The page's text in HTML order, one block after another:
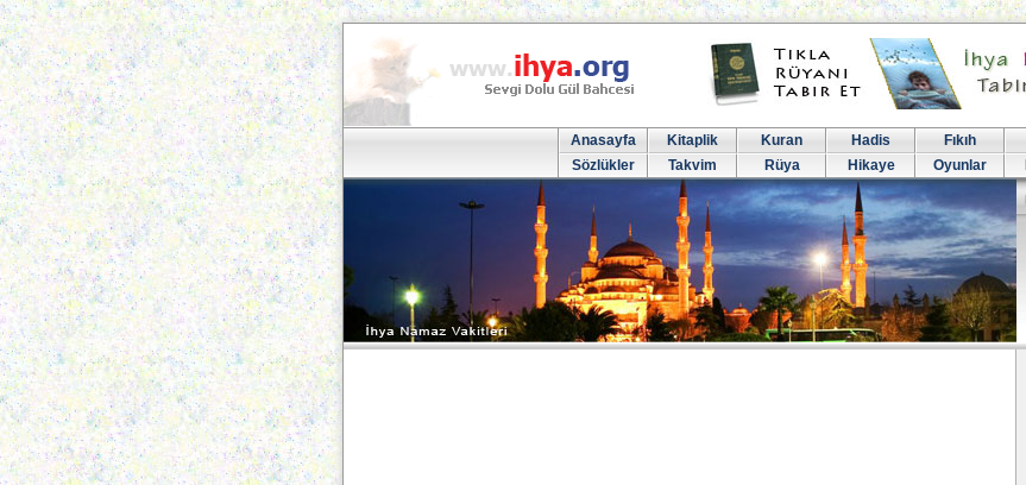
Anasayfa Kitaplik Kuran Hadis Fıkıh
Sözlükler
Takvim Rüya Hikaye Oyunlar